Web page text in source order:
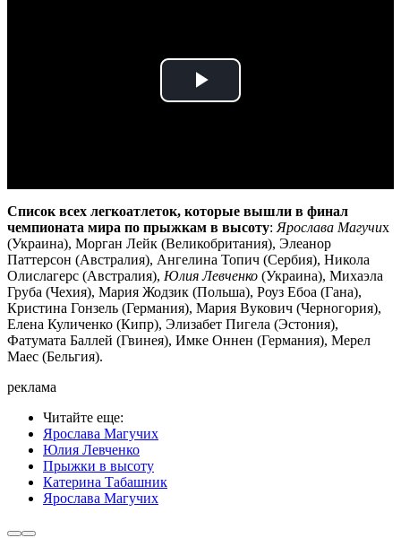
Play
Список всех легкоатлеток, которые вышли в финал
чемпионата мира по прыжкам в высоту:Ярослава Магучих
(Украина), Морган Лейк (Великобритания), Элеанор
Паттерсон (Австралия), Ангелина Топич (Сербия), Никола
Олислагерс (Австралия), Юлия Левченко (Украина), Михаэла
Груба (Чехия), Мария Жодзик (Польша), Роуз Ебоа (Гана),
Кристина Гонзель (Германия), Мария Вукович (Черногория),
Елена Куличенко (Кипр), Элизабет Пигела (Эстония),
Фатумата Баллей (Гвинея), Имке Оннен (Германия), Мерел
Маес (Бельгия).
реклама
Читайте еще:
Ярослава Магучих
Юлия Левченко
Прыжки в высоту
Катерина Табашник
Ярослава Магучих